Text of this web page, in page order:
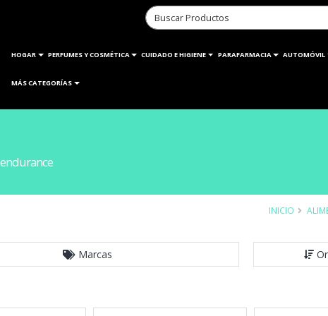
HOGAR PERFUMES Y COSMÉTICA CUIDADO E HIGIENE PARAFARMACIA AUTOMÓVIL
MÁS CATEGORÍAS
INICIO
Marcas